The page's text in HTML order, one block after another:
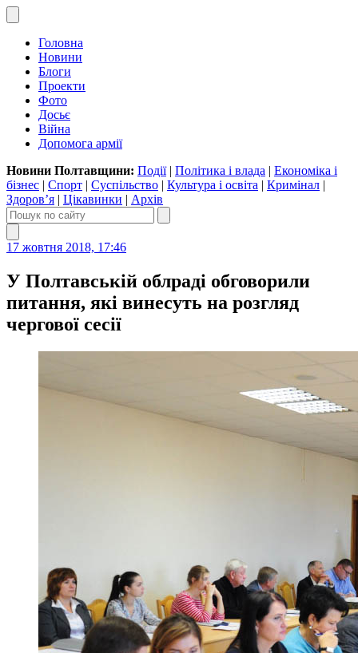
Головна
Новини
Блоги
Проекти
Фото
Досьє
Війна
Допомога армії
Новини Полтавщини: Події| Політика і влада | Економіка і
бізнес | Спорт | Суспільство | Культура і освіта | Кримінал |
Здоров’я | Цікавинки | Архів
17 жовтня 2018, 17:46
У Полтавській облраді обговорили
питання, які винесуть на розгляд
чергової сесії